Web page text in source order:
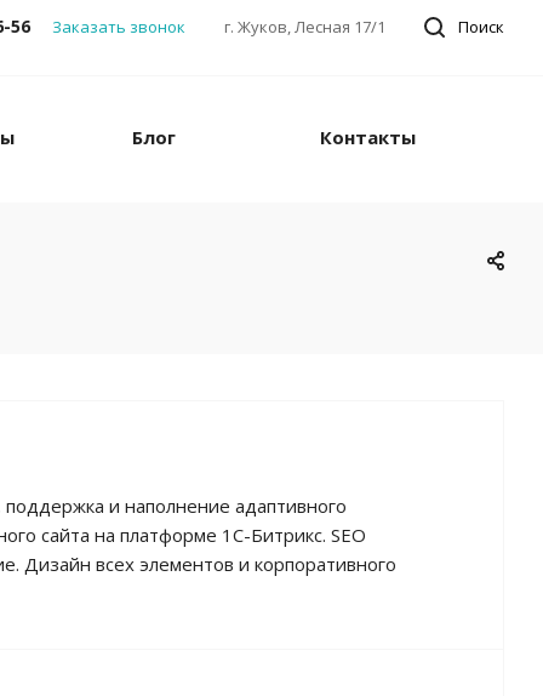
Поиск
г. Жуков, Лесная 17/1
56 Заказать звонок
Блог Контакты
поддержка и наполнение адаптивного
сайта на платформе 1С-Битрикс. SEO
Дизайн всех элементов и корпоративного